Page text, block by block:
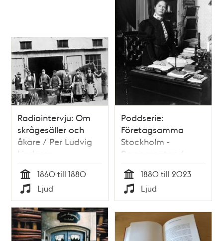
Radiointervju: Om
skrågesäller och
åkare / Per Ludvig
Lindgren
Tid
1860 till 1880
Typ
Ljud
Poddserie:
Företagsamma
Stockholm -
Bryggargatan 6,
Karolina Widerström
Tid
1880 till 2023
Typ
Ljud